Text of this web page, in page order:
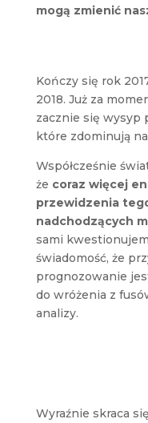
mogą zmienić
Kończy się rok
2018. Już za
zacznie się wysyp
które zdominują
Współcześnie
że coraz więcej
przewidzenia
nadchodzących
sami
świadomość, że
prognozowanie
do wróżenia z
analizy.
Wyraźnie skraca